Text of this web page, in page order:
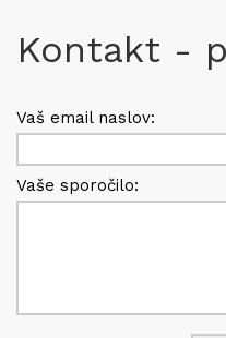
Kontakt -
Vaš email naslov:
Vaše sporočilo: